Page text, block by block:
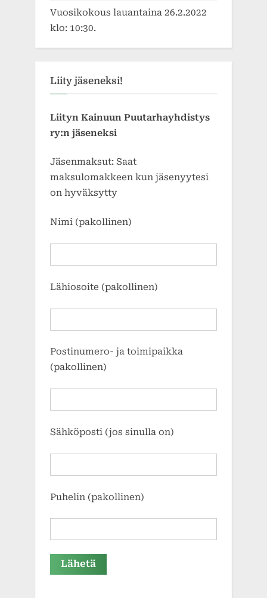
Vuosikokous lauantaina 26.2.2022
klo: 10:30.
Liity jäseneksi!
Liityn Kainuun Puutarhayhdistys
ry:n jäseneksi
Jäsenmaksut: Saat
maksulomakkeen kun jäsenyytesi
on hyväksytty
Nimi (pakollinen)
Lähiosoite (pakollinen)
Postinumero- ja toimipaikka
(pakollinen)
Sähköposti (jos sinulla on)
Puhelin (pakollinen)